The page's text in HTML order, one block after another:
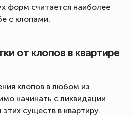
форм считается наиболее
с клопами.
от клопов в квартире
клопов в любом из
начинать с ликвидации
существ в квартиру.